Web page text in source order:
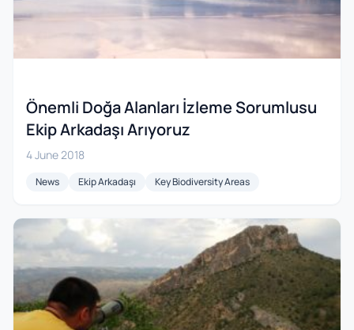
Önemli Doğa Alanları İzleme Sorumlusu
Ekip Arkadaşı Arıyoruz
4 June 2018
News Ekip Arkadaşı Key Biodiversity Areas